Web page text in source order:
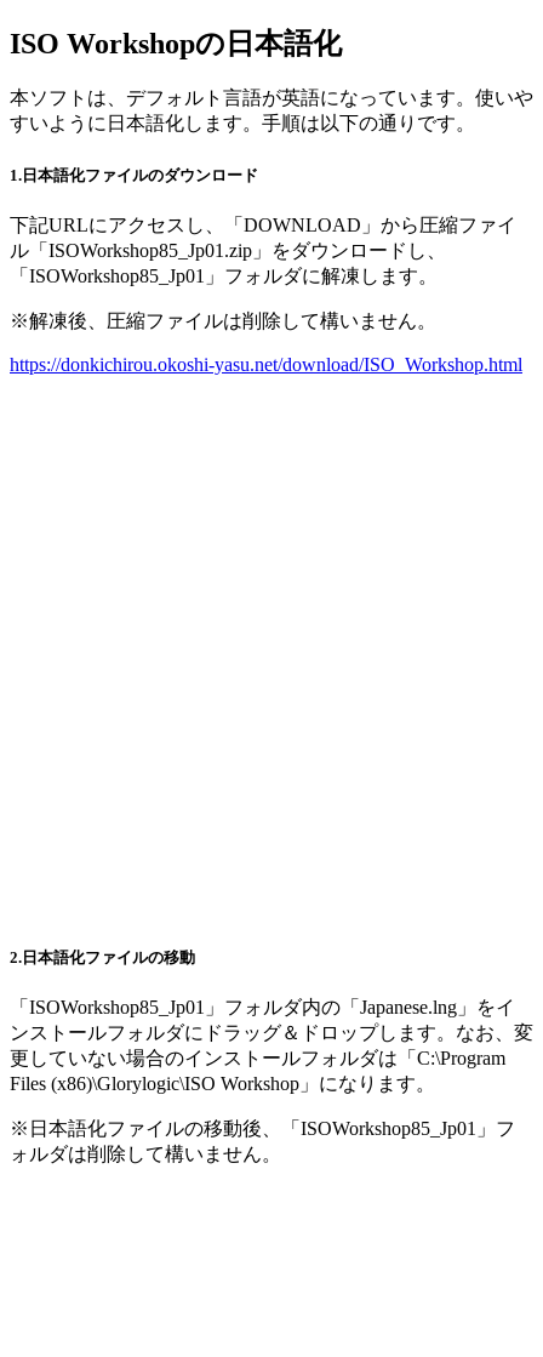
ISO Workshopの日本語化
本ソフトは、デフォルト言語が英語になっています。使いや
すいように日本語化します。手順は以下の通りです。
1.日本語化ファイルのダウンロード
下記URLにアクセスし、「DOWNLOAD」から圧縮ファイ
ル「ISOWorkshop85_Jp01.zip」をダウンロードし、
「ISOWorkshop85_Jp01」フォルダに解凍します。
※解凍後、圧縮ファイルは削除して構いません。
https://donkichirou.okoshi-yasu.net/download/ISO_Workshop.html
2.日本語化ファイルの移動
「ISOWorkshop85_Jp01」フォルダ内の「Japanese.lng」をイ
ンストールフォルダにドラッグ＆ドロップします。なお、変
更していない場合のインストールフォルダは「C:\Program
Files (x86)\Glorylogic\ISO Workshop」になります。
※日本語化ファイルの移動後、「ISOWorkshop85_Jp01」フ
ォルダは削除して構いません。